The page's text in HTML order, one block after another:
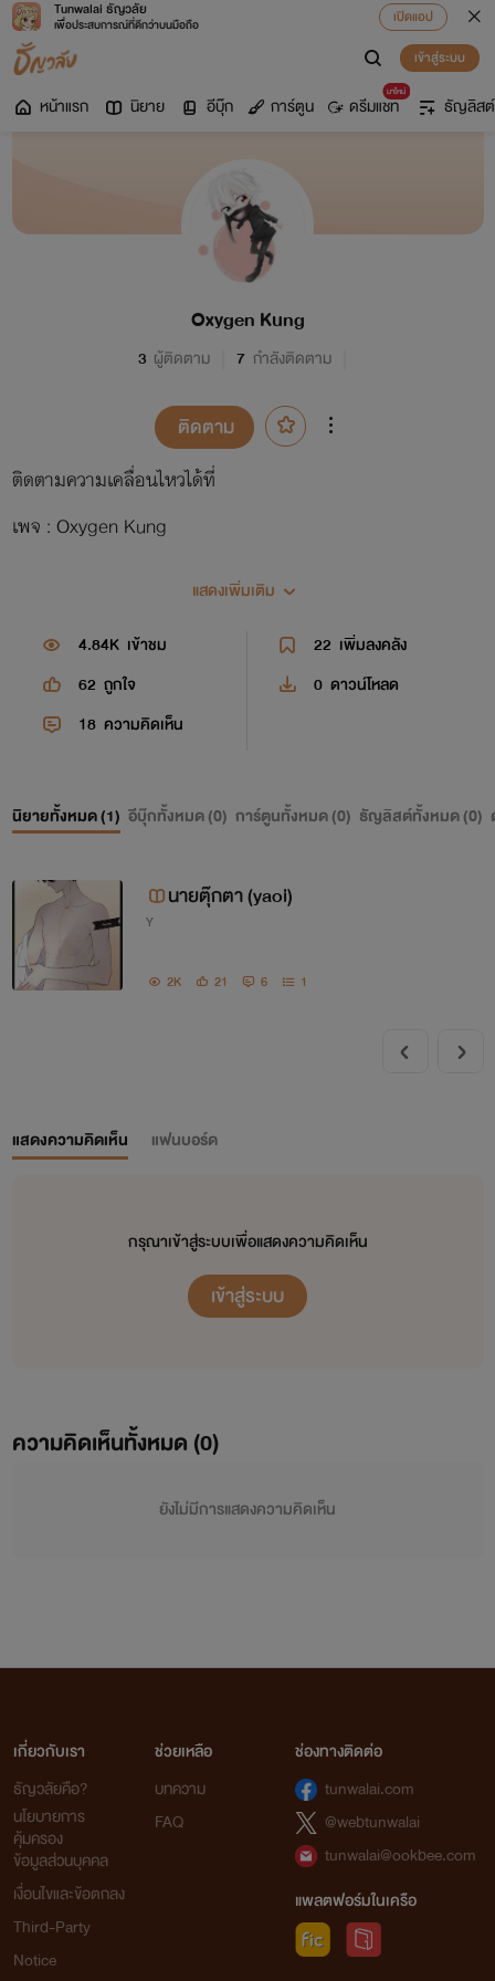
Tunwalai ธัญวลัย
เพื่อประสบการณ์ที่ดีกว่าบนมือถือ
เปิดแอป
เข้าสู่ระบบ
หน้าแรก นิยาย อีบุ๊ก การ์ตูน
มาใหม่
ดรีมแชท ธัญลิสต์
Oxygen Kung
3 ผู้ติดตาม 7 กำลังติดตาม
ติดตาม
ติดตามความเคลื่อนไหวได้ที่
เพจ : Oxygen Kung
แสดงเพิ่มเติม
4.84K เข้าชม 22 เพิ่มลงคลัง
62 ถูกใจ 0 ดาวน์โหลด
18 ความคิดเห็น
นิยายทั้งหมด (1) อีบุ๊กทั้งหมด (0) การ์ตูนทั้งหมด (0) ธัญลิสต์ทั้งหมด (0)
นายตุ๊กตา (yaoi)
Y
2K 21 6 1
แสดงความคิดเห็น แฟนบอร์ด
กรุณาเข้าสู่ระบบเพื่อแสดงความคิดเห็น
เข้าสู่ระบบ
ความคิดเห็นทั้งหมด (0)
ยังไม่มีการแสดงความคิดเห็น
เกี่ยวกับเรา
ธัญวลัยคือ?
นโยบายการ
คุ้มครอง
ข้อมูลส่วนบุคคล
เงื่อนไขและข้อตกลง
Third-Party
Notice
ช่วยเหลือ
บทความ
FAQ
ช่องทางติดต่อ
tunwalai.com
@webtunwalai
tunwalai@ookbee.com
แพลตฟอร์มในเครือ